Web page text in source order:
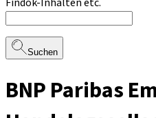
Suchen
BNP Paribas